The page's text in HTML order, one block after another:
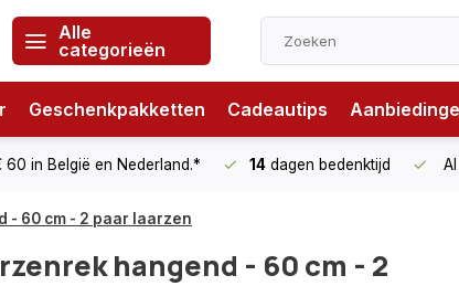
Alle
categorieën
Geschenkpakketten Cadeautips
60 in België en Nederland.* 14 dagen bedenktijd Al
- 60 cm - 2 paar laarzen
hangend - 60 cm - 2